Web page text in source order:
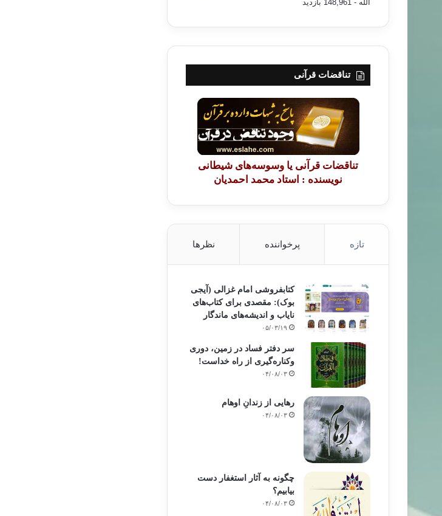
الله - 148,961 بازدید
تناقضات قرآنی
تناقضات قرآنی یا وسوسه‌های شیطانی
نویسنده : استاد محمد احمدیان
تازه پرخواننده نظرها
کتابفروشی امام غزالی (آیجی
بوک): مقصدی برای کتاب‌های
نایاب و اندیشه‌های ماندگار
۰۵/۰۳/۱۹
سر دفتر فساد در زمین‌، دوری
وکناره‌گیری از راه خداست‌!
۰۴/۰۸/۰۳
رهایی از زندانِ اوهام
۰۴/۰۸/۰۳
چگونه به آثار استغفار دست
بیابیم؟
۰۴/۰۸/۰۳